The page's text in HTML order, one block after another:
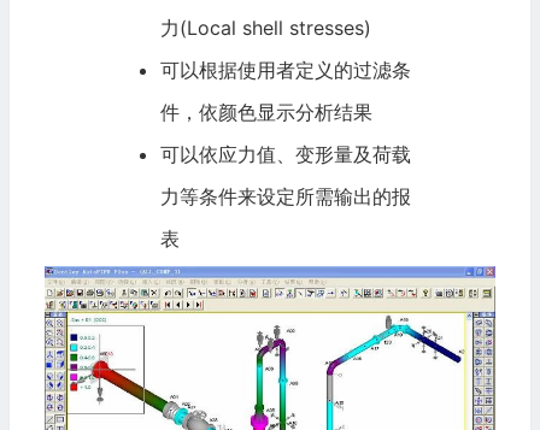
力(Local shell stresses)
可以根据使用者定义的过滤条
件，依颜色显示分析结果
可以依应力值、变形量及荷载
力等条件来设定所需输出的报
表